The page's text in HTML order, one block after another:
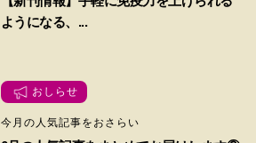
ようになる、...
おしらせ
今月の人気記事をおさらい